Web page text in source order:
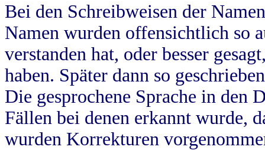
Bei den Schreibweisen der
Namen wurden offensichtlich so
verstanden hat, oder besser
haben. Später dann so
Die gesprochene Sprache in
Fällen bei denen erkannt wurde,
wurden Korrekturen